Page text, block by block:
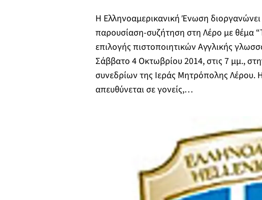
Η Ελληνοαμερικανική Ένωση διοργανώνει
παρουσίαση-συζήτηση στη Λέρο με θέμα
επιλογής πιστοποιητικών Αγγλικής
Σάββατο 4 Οκτωβρίου 2014, στις 7 μμ.,
συνεδρίων της Ιεράς Μητρόπολης Λέρου.
απευθύνεται σε γονείς,…